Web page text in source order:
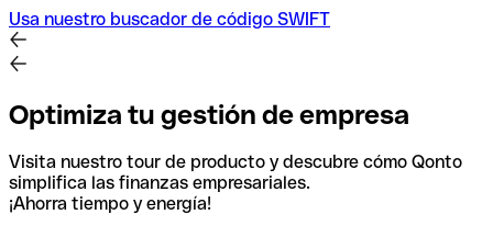
Usa nuestro buscador de código SWIFT
Optimiza tu gestión de empresa
Visita nuestro tour de producto y descubre cómo Qonto
simplifica las finanzas empresariales.
¡Ahorra tiempo y energía!